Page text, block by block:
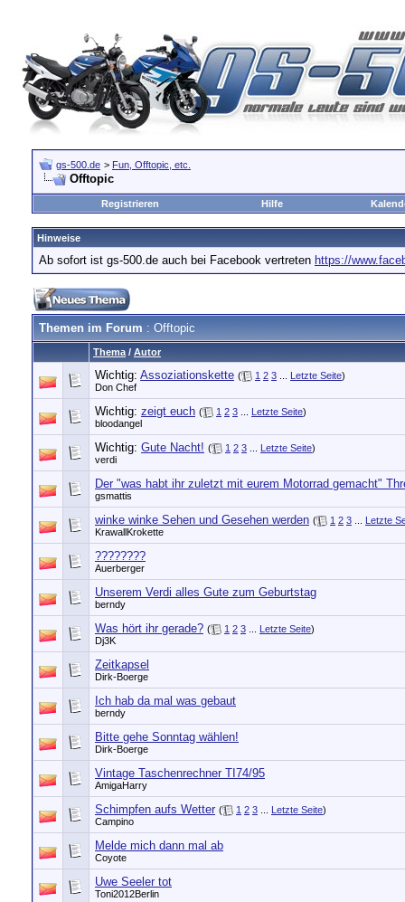
gs-500.de > Fun, Offtopic, etc.
Offtopic
Registrieren Hilfe
Hinweise
Ab sofort ist gs-500.de auch bei Facebook vertreten https://
Themen im Forum : Offtopic
Thema / Autor
Wichtig: Assoziationskette ( 1 2 3 Letzte Seite)
Don Chef
Wichtig: zeigt euch ( 1 2 3 Letzte Seite)
bloodangel
Wichtig: Gute Nacht! ( 1 2 3 Letzte Seite)
verdi
Der "was habt ihr zuletzt mit eurem Motorrad gemacht"
gsmattis
winke winke Sehen und Gesehen werden ( 1 2 3
Letzte
KrawallKrokette
????????
Auerberger
Unserem Verdi alles Gute zum Geburtstag
berndy
Was hört ihr gerade? ( 1 2 3 Letzte Seite)
Dj3K
Zeitkapsel
Dirk-Boerge
Ich hab da mal was gebaut
berndy
Bitte gehe Sonntag wählen!
Dirk-Boerge
Vintage Taschenrechner TI74/95
AmigaHarry
Schimpfen aufs Wetter ( 1 2 3 Letzte Seite)
Campino
Melde mich dann mal ab
Coyote
Uwe Seeler tot
Toni2012Berlin